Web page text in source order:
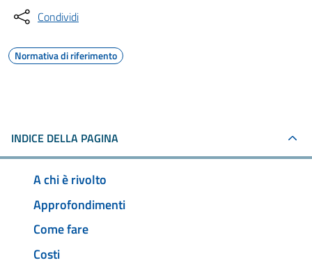
Condividi
Normativa di riferimento
INDICE DELLA PAGINA
A chi è rivolto
Approfondimenti
Come fare
Costi